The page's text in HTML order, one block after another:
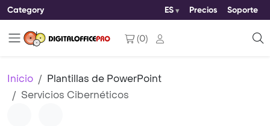
Category ES Precios Soporte
(0)
Inicio
Plantillas de PowerPoint
Servicios Cibernéticos